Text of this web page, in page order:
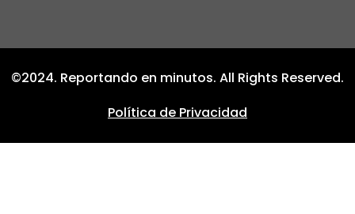
©2024. Reportando en minutos. All Rights Reserved.
Política de Privacidad